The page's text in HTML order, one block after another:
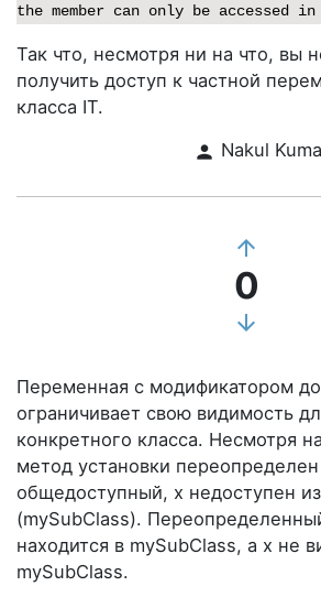
the member can only be accessed
Так что, несмотря ни на что, вы
получить доступ к частной
класса IT.
person Nakul
arrow_upward
0
arrow_downward
Переменная с модификатором
ограничивает свою видимость
конкретного класса. Несмотря
метод установки переопределен
общедоступный, x недоступен из
(mySubClass).
находится в mySubClass, а x не
mySubClass.